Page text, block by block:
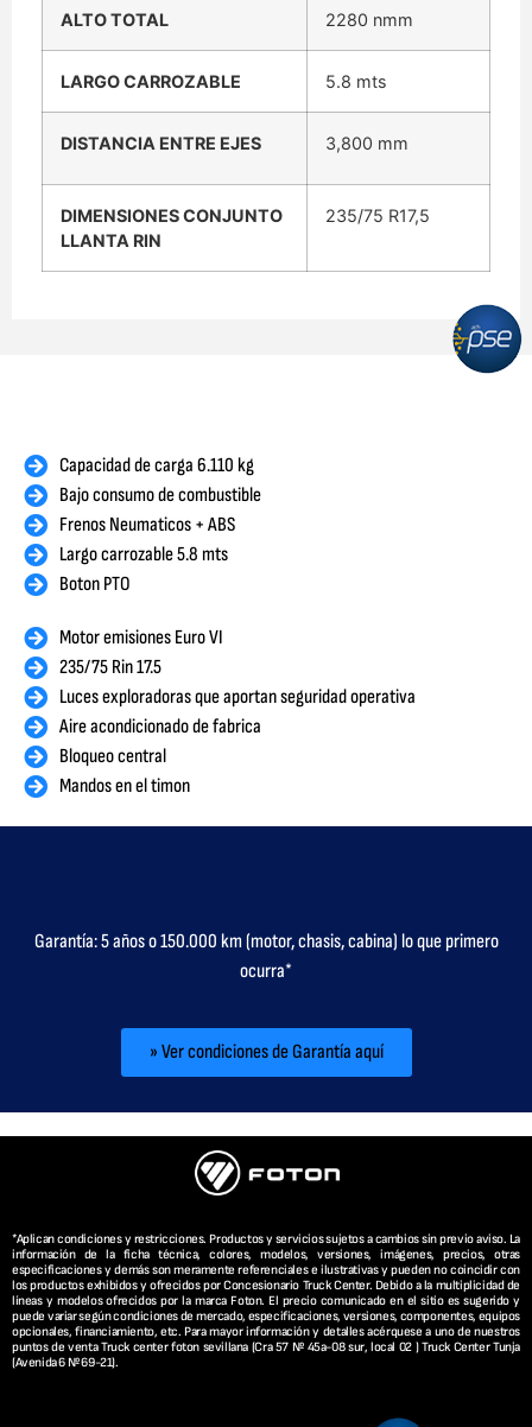
ALTO TOTAL 2280 nmm
LARGO CARROZABLE 5.8 mts
DISTANCIA ENTRE EJES 3,800 mm
DIMENSIONES CONJUNTO
LLANTA RIN
235/75 R17,5
Capacidad de carga 6.110 kg
Bajo consumo de combustible
Frenos Neumaticos + ABS
Largo carrozable 5.8 mts
Boton PTO
Motor emisiones Euro VI
235/75 Rin 17.5
Luces exploradoras que aportan seguridad operativa
Aire acondicionado de fabrica
Bloqueo central
Mandos en el timon
Garantía: 5 años o 150.000 km (motor, chasis, cabina) lo que primero
ocurra*
» Ver condiciones de Garantía aquí
*Aplican condiciones y restricciones. Productos y servicios sujetos a cambios sin previo aviso. La
información de la ficha técnica, colores, modelos, versiones, imágenes, precios, otras
especificaciones y demás son meramente referenciales e ilustrativas y pueden no coincidir con
los productos exhibidos y ofrecidos por Concesionario Truck Center. Debido a la multiplicidad de
líneas y modelos ofrecidos por la marca Foton. El precio comunicado en el sitio es sugerido y
puede variar según condiciones de mercado, especificaciones, versiones, componentes, equipos
opcionales, financiamiento, etc. Para mayor información y detalles acérquese a uno de nuestros
puntos de venta Truck center foton sevillana (Cra 57 Nº 45a-08 sur, local 02 ) Truck Center Tunja
(Avenida 6 Nº 69-21).